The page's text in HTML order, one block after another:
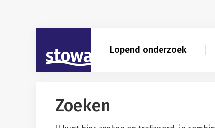
Lopend onderzoek
Zoeken